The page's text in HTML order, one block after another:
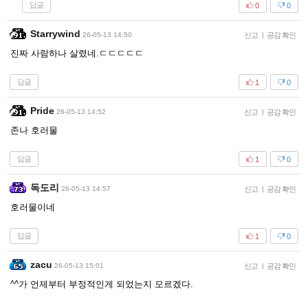
답글 0
0
Starrywind 26-05-13 14:50 신고 공감 확인
진짜 사람하나 살렸네.ㄷㄷㄷㄷㄷ
답글 0
1
Pride 26-05-13 14:52 신고 공감 확인
존나 호러물
답글 0
1
독도리 26-05-13 14:57 신고 공감 확인
호러물이네
답글 0
1
zacu 26-05-13 15:01 신고 공감 확인
^^가 언제부터 부정적인게 되었는지 모르겠다.